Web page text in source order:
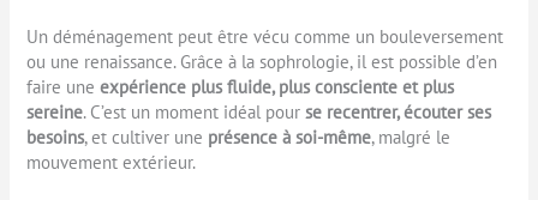
Un déménagement peut être vécu comme un bouleversement
ou une renaissance. Grâce à la sophrologie, il est possible d’en
faire uneexpérience plus fluide, plus consciente et plus
sereine. C’est un moment idéal pourse recentrer, écouter ses
besoins, et cultiver une présence à soi-même, malgré le
mouvement extérieur.